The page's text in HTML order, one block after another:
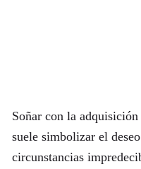
Soñar con la
suele simbolizar el
circunstancias